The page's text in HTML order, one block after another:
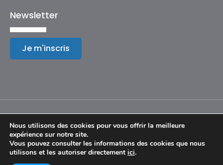
Newsletter
Je m'inscris
© Copyright 2024 – Festival International de Géographie
Mentions légales
Nous utilisons des cookies pour vous offrir la meilleure
expérience sur notre site.
Vous pouvez consulter les informations des cookies que nous
utilisons et les autoriser directement ici.